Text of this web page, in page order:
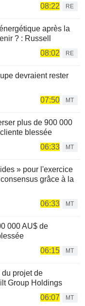
08:22
RE
après la
? : Russell
08:02
RE
devraient rester
07:50
MT
plus de 900 000
blessée
06:33
MT
» pour l'exercice
grâce à la
06:33
MT
000 AU$ de
06:15
MT
projet de
Group Holdings
06:07
MT